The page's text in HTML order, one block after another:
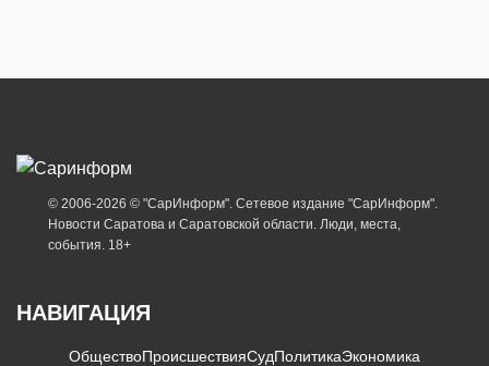
© 2006-2026 © "СарИнформ". Сетевое издание "СарИнформ".
Новости Саратова и Саратовской области. Люди, места,
события. 18+
НАВИГАЦИЯ
ОбществоПроисшествияСудПолитикаЭкономика